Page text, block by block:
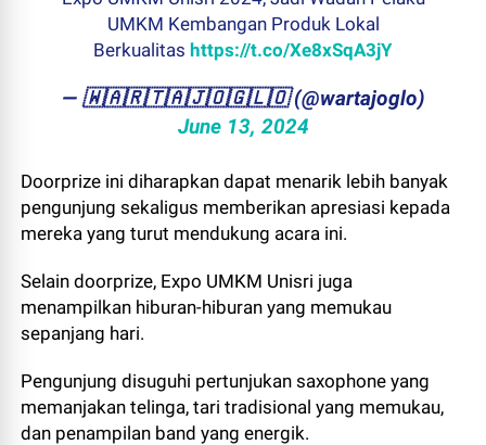
UMKM Kembangan Produk Lokal
Berkualitas https://t.co/Xe8xSqA3jY
— ​🇼​​🇦​​🇷​​🇹​​🇦​​🇯​​🇴​​🇬​​🇱​​🇴 (@wartajoglo)
June 13, 2024
Doorprize ini diharapkan dapat menarik lebih banyak
pengunjung sekaligus memberikan apresiasi kepada
mereka yang turut mendukung acara ini.
Selain doorprize, Expo UMKM Unisri juga
menampilkan hiburan-hiburan yang memukau
sepanjang hari.
Pengunjung disuguhi pertunjukan saxophone yang
memanjakan telinga, tari tradisional yang memukau,
dan penampilan band yang energik.